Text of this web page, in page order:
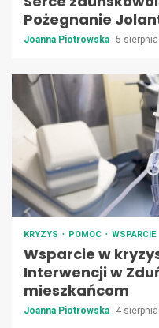
Pożegnanie
Joanna Piotrowska 5
KRYZYS POMOC WSPARCIE
Wsparcie w
Interwencji w
mieszkańcom
Joanna Piotrowska 4